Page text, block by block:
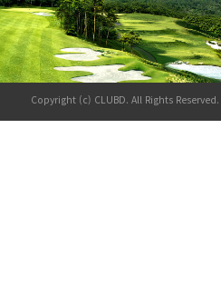
Copyright (c) CLUBD. All Rights Reserved.